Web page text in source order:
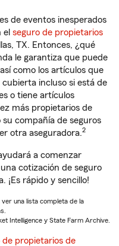
de eventos inesperados
seguro de propietarios
TX. Entonces, ¿qué
le garantiza que puede
como los artículos que
cubierta incluso si está de
o tiene artículos
más propietarios de
compañía de seguros
otra aseguradora.2
a comenzar
cotización de seguro
¡Es rápido y sencillo!
una lista completa de la
Intelligence y State Farm Archive.
propietarios de